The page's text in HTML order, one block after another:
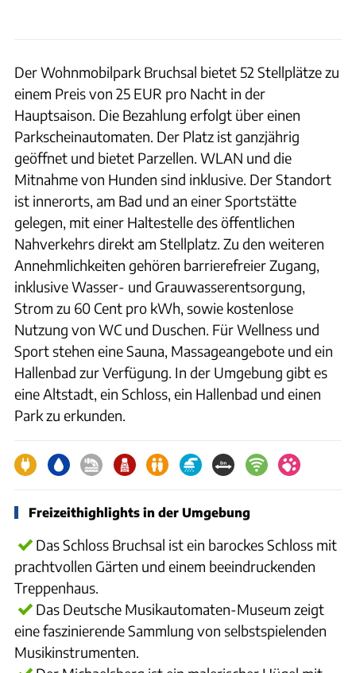
Der Wohnmobilpark Bruchsal bietet 52 Stellplätze zu
einem Preis von 25 EUR pro Nacht in der
Hauptsaison. Die Bezahlung erfolgt über einen
Parkscheinautomaten. Der Platz ist ganzjährig
geöffnet und bietet Parzellen. WLAN und die
Mitnahme von Hunden sind inklusive. Der Standort
ist innerorts, am Bad und an einer Sportstätte
gelegen, mit einer Haltestelle des öffentlichen
Nahverkehrs direkt am Stellplatz. Zu den weiteren
Annehmlichkeiten gehören barrierefreier Zugang,
inklusive Wasser- und Grauwasserentsorgung,
Strom zu 60 Cent pro kWh, sowie kostenlose
Nutzung von WC und Duschen. Für Wellness und
Sport stehen eine Sauna, Massageangebote und ein
Hallenbad zur Verfügung. In der Umgebung gibt es
eine Altstadt, ein Schloss, ein Hallenbad und einen
Park zu erkunden.
Freizeithighlights in der Umgebung
Das Schloss Bruchsal ist ein barockes Schloss mit
prachtvollen Gärten und einem beeindruckenden
Treppenhaus.
Das Deutsche Musikautomaten-Museum zeigt
eine faszinierende Sammlung von selbstspielenden
Musikinstrumenten.